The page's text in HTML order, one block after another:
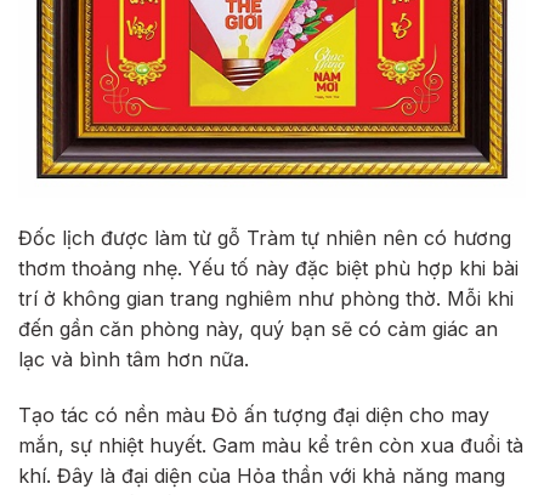
Đốc lịch được làm từ gỗ Tràm tự nhiên nên có hương
thơm thoảng nhẹ. Yếu tố này đặc biệt phù hợp khi bài
trí ở không gian trang nghiêm như phòng thờ. Mỗi khi
đến gần căn phòng này, quý bạn sẽ có cảm giác an
lạc và bình tâm hơn nữa.
Tạo tác có nền màu Đỏ ấn tượng đại diện cho may
mắn, sự nhiệt huyết. Gam màu kể trên còn xua đuổi tà
khí. Đây là đại diện của Hỏa thần với khả năng mang